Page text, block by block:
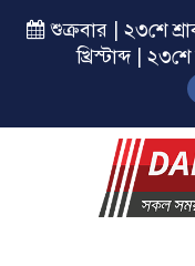
শুক্রবার | ২৩শে
খ্রিস্টাব্দ |